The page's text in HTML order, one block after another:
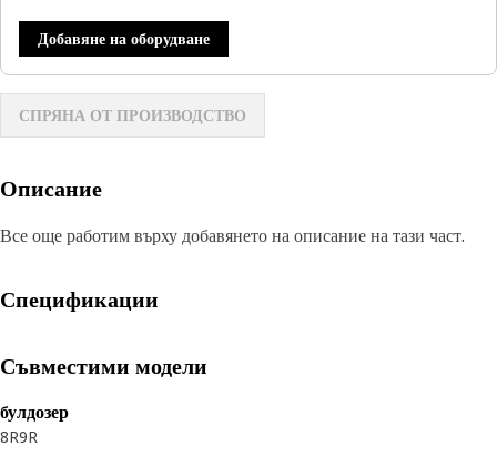
Добавяне на оборудване
СПРЯНА ОТ ПРОИЗВОДСТВО
Описание
Все още работим върху добавянето на описание на тази част.
Спецификации
Съвместими модели
булдозер
8R9R